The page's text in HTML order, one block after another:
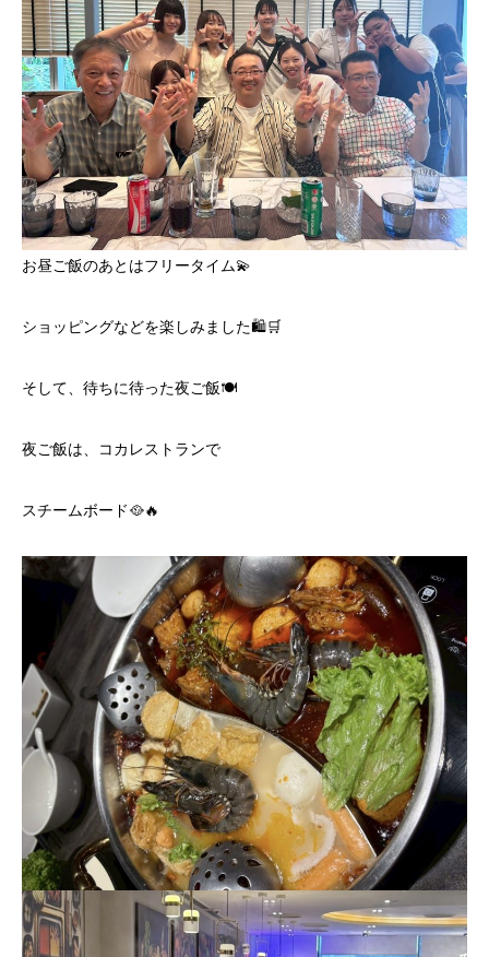
お昼ご飯のあとはフリータイム💫
ショッピングなどを楽しみました🛍️🛒
そして、待ちに待った夜ご飯🍽️
夜ご飯は、コカレストランで
スチームボード🥘🔥